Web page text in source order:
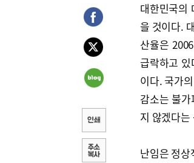
대한민국의
을 것이다.
산율은
급락하고
이다. 국가
감소는 불
지 않겠다
난임은 정